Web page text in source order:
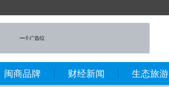
闽商品牌 财经新闻 生态旅游